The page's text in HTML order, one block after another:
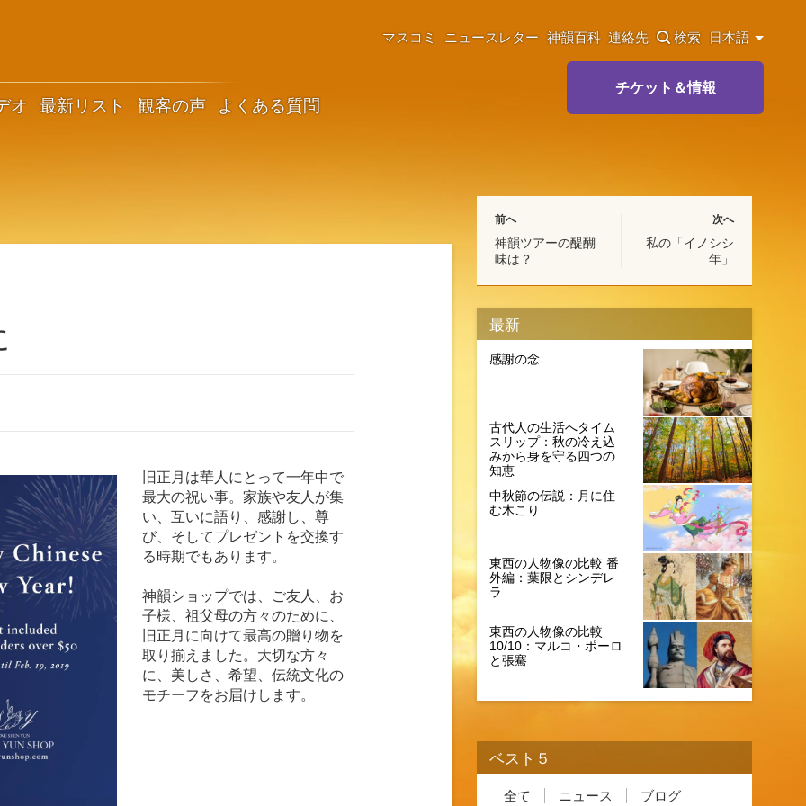
オ 最新リスト 観客の声 よくある質問
マスコミ ニュースレター 神韻百科 連絡先 検索 日本語
チケット＆情報
旧正月は華人にとって一年中で
最大の祝い事。家族や友人が集
い、互いに語り、感謝し、尊
び、そしてプレゼントを交換す
る時期でもあります。
神韻ショップでは、ご友人、お
子様、祖父母の方々のために、
旧正月に向けて最高の贈り物を
取り揃えました。大切な方々
に、美しさ、希望、伝統文化の
モチーフをお届けします。
前へ
神韻ツアーの醍醐
味は？
次へ
私の「イノシシ
年」
最新
感謝の念
古代人の生活へタイム
スリップ：秋の冷え込
みから身を守る四つの
知恵
中秋節の伝説：月に住
む木こり
東西の人物像の比較 番
外編：葉限とシンデレ
ラ
東西の人物像の比較
10/10：マルコ・ポーロ
と張騫
ベスト５
全て ニュース ブログ